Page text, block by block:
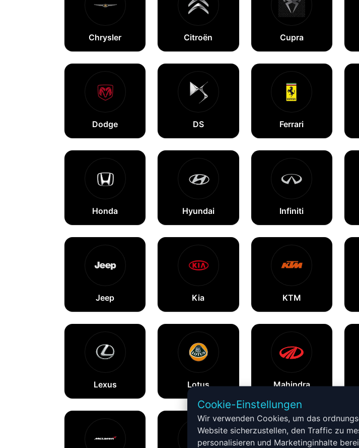
Chrysler Citroën Cupra
Dodge DS Ferrari
Honda Hyundai Infiniti
Jeep Kia KTM
Lexus Lotus Mahindra
Cookie-Einstellungen
Wir verwenden Cookies, um das
Website sicherzustellen, den Traffic zu
personalisieren und Marketinginhalte